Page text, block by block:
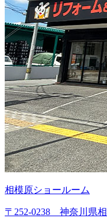
相模原ショールーム
〒252-0238 神奈川県